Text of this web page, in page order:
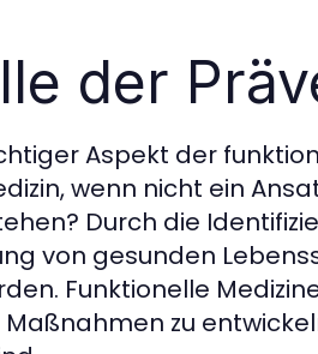
der
Aspekt der
wenn nicht ein
Durch die
von gesunden
Funktionelle
zu